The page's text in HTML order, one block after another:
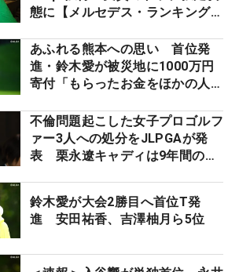
態に【メルセデス・ランキング番
あふれる熊本への思い 首位発
進・鈴木愛が被災地に1000万円
寄付「もらったお金をほかの人
不倫問題起こした女子プロゴルフ
ァー3人への処分をJLPGAが発
表 栗永遼キャディは9年間の立
鈴木愛が大会2勝目へ首位T発
進 安田祐香、吉澤柚月ら5位